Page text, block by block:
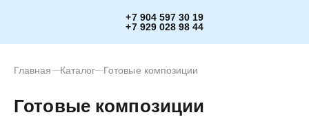
+7 904 597 30 19
+7 929 028 98 44
Главная Каталог Готовые композиции
Готовые композиции